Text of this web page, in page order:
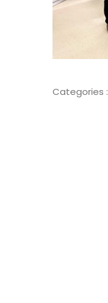
Categories :